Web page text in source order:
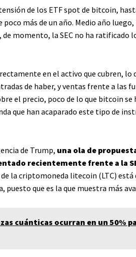
de los ETF spot de bitcoin,
más de un año. Medio año
momento, la SEC no ha ratificado
en el activo que cubren, lo
de haber, y ventas frente a las
el precio, poco de lo que bitcoin se
que han acaparado este tipo de
de Trump, una ola de
recientemente frente a la
la criptomoneda litecoin (LTC) está
que es la que muestra más
cuánticas ocurran en un 50%